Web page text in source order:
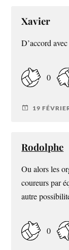
Xavier
D’accord
0
19
Rodolphe
Ou alors les
coureurs par
autre
0